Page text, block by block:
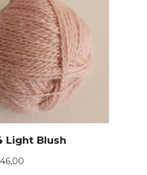
Light Blush
Pris
46,00